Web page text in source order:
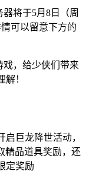
将于5月8日（周
可以留意下方的
，给少侠们带来
！
启巨龙降世活动，
精品道具奖励，还
定奖励